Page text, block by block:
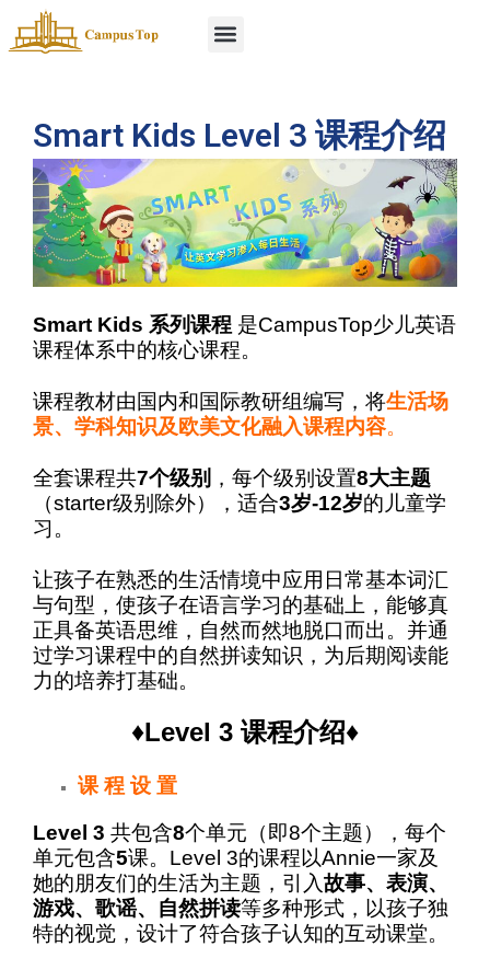
Smart Kids Level 3 课程介绍
Smart Kids 系列课程 是CampusTop少儿英语
课程体系中的核心课程。
课程教材由国内和国际教研组编写，将生活场
景、学科知识及欧美文化融入课程内容。
全套课程共7个级别 ，每个级别设置8大主题
（starter级别除外），适合3岁-12岁的儿童学
习。
让孩子在熟悉的生活情境中应用日常基本词汇
与句型，使孩子在语言学习的基础上，能够真
正具备英语思维，自然而然地脱口而出。并通
过学习课程中的自然拼读知识，为后期阅读能
力的培养打基础。
♦Level 3 课程介绍♦
课 程 设 置
Level 3 共包含8个单元（即8个主题），每个
单元包含5课。 Level 3的课程以Annie一家及
她的朋友们的生活为主题，引入故事、表演、
游戏、歌谣、自然拼读等多种形式，以孩子独
特的视觉，设计了符合孩子认知的互动课堂。